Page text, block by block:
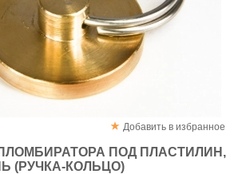
Добавить в избранное
ПОД ПЛАСТИЛИН,
(РУЧКА-КОЛЬЦО)